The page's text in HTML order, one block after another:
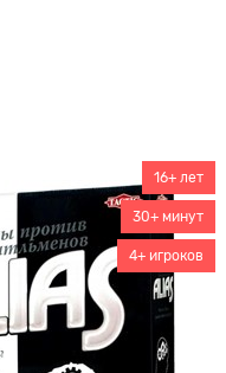
16+ лет
30+ минут
4+ игроков